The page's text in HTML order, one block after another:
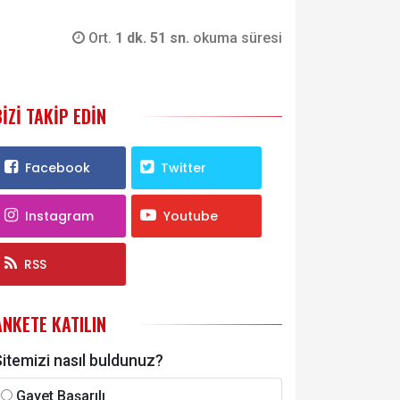
Ort. 1 dk. 51 sn. okuma süresi
TAKIP EDIN
Facebook Twitter
Instagram Youtube
RSS
KATILIN
nasıl buldunuz?
Gayet Başarılı